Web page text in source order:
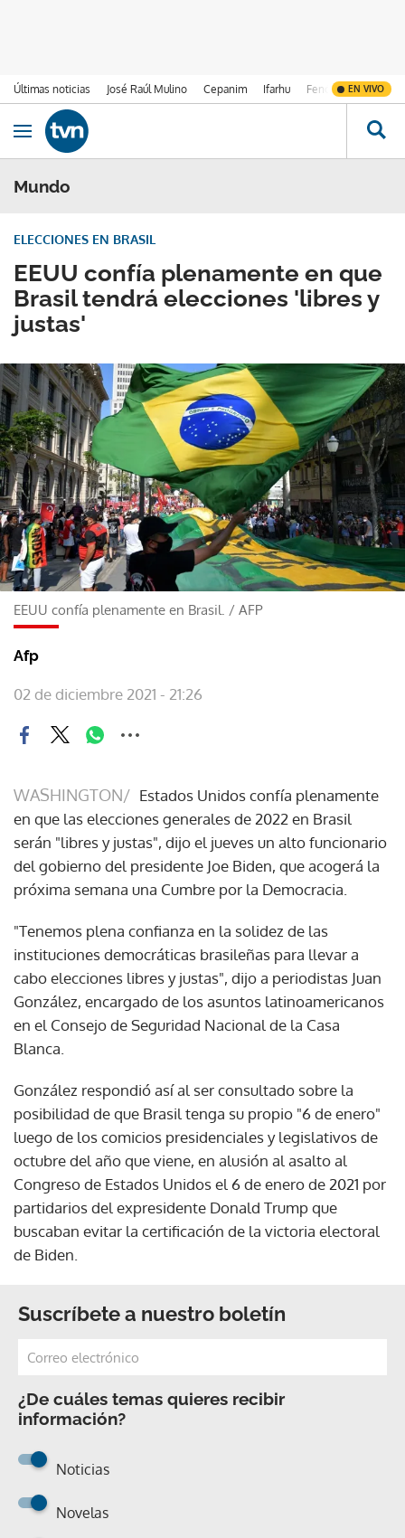
Últimas noticias José Raúl Mulino Cepanim Ifarhu Fenómeno de El
EN VIVO
Ir al contenido
Obrir navegació
Mundo
EEUU confía plenamente en que
Brasil tendrá elecciones 'libres y
justas'
ELECCIONES EN BRASIL
EEUU confía plenamente en Brasil. / AFP
Afp
02 de diciembre 2021 - 21:26
WASHINGTON/ Estados Unidos confía plenamente
en que las elecciones generales de 2022 en Brasil
serán "libres y justas", dijo el jueves un alto funcionario
del gobierno del presidente Joe Biden, que acogerá la
próxima semana una Cumbre por la Democracia.
"Tenemos plena confianza en la solidez de las
instituciones democráticas brasileñas para llevar a
cabo elecciones libres y justas", dijo a periodistas Juan
González, encargado de los asuntos latinoamericanos
en el Consejo de Seguridad Nacional de la Casa
Blanca.
González respondió así al ser consultado sobre la
posibilidad de que Brasil tenga su propio "6 de enero"
luego de los comicios presidenciales y legislativos de
octubre del año que viene, en alusión al asalto al
Congreso de Estados Unidos el 6 de enero de 2021 por
partidarios del expresidente Donald Trump que
buscaban evitar la certificación de la victoria electoral
de Biden.
Suscríbete a nuestro boletín
¿De cuáles temas quieres recibir
información?
Noticias
Novelas